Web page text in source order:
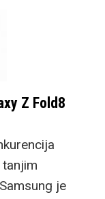
Z Fold8
je